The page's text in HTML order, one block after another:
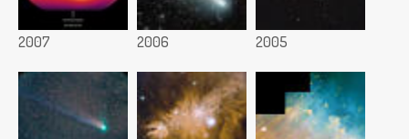
2007 2006 2005